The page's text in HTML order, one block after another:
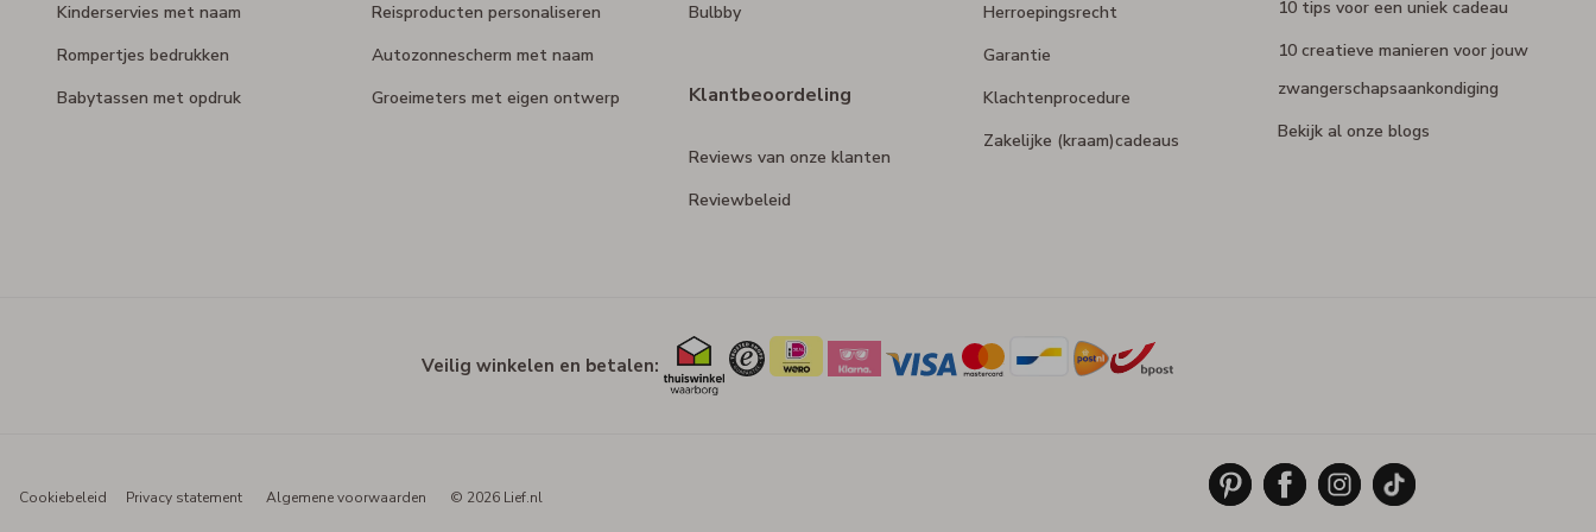
Kinderservies met naam
Rompertjes bedrukken
Babytassen met opdruk
Reisproducten personaliseren
Autozonnescherm met naam
Groeimeters met eigen ontwerp
Bulbby
Klantbeoordeling
Reviews van onze klanten
Reviewbeleid
Herroepingsrecht
Garantie
Klachtenprocedure
Zakelijke (kraam)cadeaus
10 tips voor een uniek cadeau
10 creatieve manieren voor jouw
zwangerschapsaankondiging
Bekijk al onze blogs
Veilig winkelen en betalen:
Cookiebeleid Privacy statement Algemene voorwaarden © 2026 Lief.nl